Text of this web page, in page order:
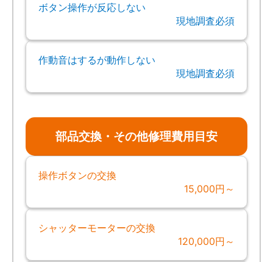
ボタン操作が反応しない
現地調査必須
作動音はするが動作しない
現地調査必須
部品交換・その他修理費用目安
操作ボタンの交換
15,000円～
シャッターモーターの交換
120,000円～